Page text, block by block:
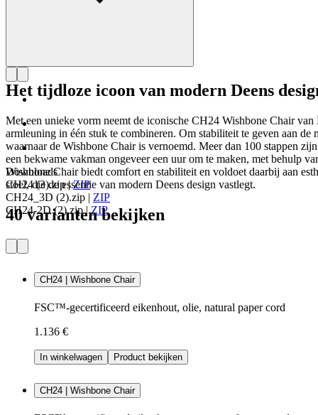
Downloads
CH24 (3).zip|ZIP
CH24_3D (2).zip | ZIP
CH24-2D (2).zip|ZIP
Het tijdloze icoon van modern Deens
Met een unieke vorm neemt de iconische CH24 Wishbone Chair
armleuning in één stuk te combineren. Om stabiliteit te geven aan
waarnaar de Wishbone Chair is vernoemd. Meer dan 100 stappen
een bekwame vakman ongeveer een uur om te maken, met behulp
Wishbone Chair biedt comfort en stabiliteit en voldoet daarbij aan
stoel, die de essentie van modern Deens design vastlegt.
40 varianten bekijken
CH24 | Wishbone Chair
FSC™-gecertificeerd eikenhout, olie, natural paper cord
1.136 €
In winkelwagen Product bekijken
CH24 | Wishbone Chair